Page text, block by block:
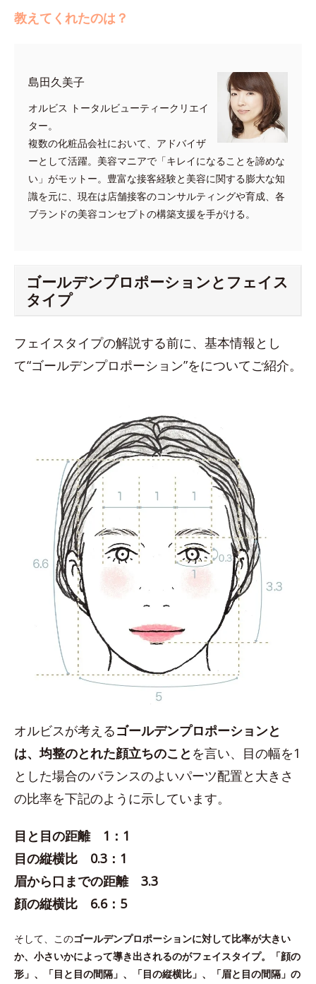
教えてくれたのは？
島田久美子
オルビス トータルビューティークリエイ
ター。
複数の化粧品会社において、アドバイザ
ーとして活躍。美容マニアで「キレイになることを諦めな
い」がモットー。豊富な接客経験と美容に関する膨大な知
識を元に、現在は店舗接客のコンサルティングや育成、各
ブランドの美容コンセプトの構築支援を手がける。
ゴールデンプロポーションとフェイス
タイプ
フェイスタイプの解説する前に、基本情報とし
て“ゴールデンプロポーション”をについてご紹介。
オルビスが考えるゴールデンプロポーションと
は、均整のとれた顔立ちのこと を言い、目の幅を1
とした場合のバランスのよいパーツ配置と大きさ
の比率を下記のように示しています。
目と目の距離 1：1
目の縦横比 0.3：1
眉から口までの距離 3.3
顔の縦横比 6.6：5
そして、このゴールデンプロポーションに対して比率が大きい
か、小さいかによって導き出されるのがフェイスタイプ。「顔の
形」、「目と目の間隔」、「目の縦横比」、「眉と目の間隔」の